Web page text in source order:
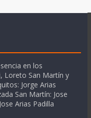
en los
Loreto San Martín y
Jorge Arias
San Martín: Jose
Arias Padilla